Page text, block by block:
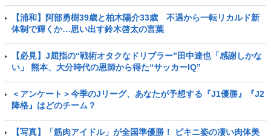
【浦和】阿部勇樹39歳と柏木陽介33歳 不遇から一転リカルド新
体制で輝くか…思い出す鈴木啓太の言葉
【必見】J屈指の“戦術オタクなドリブラー”田中達也「感謝しかな
い」 熊本、大分時代の恩師から得た“サッカーIQ”
＜アンケート＞今季のJリーグ、あなたが予想する『J1優勝』『J2
降格』はどのチーム？
【写真】「筋肉アイドル」が全国準優勝！ ビキニ姿の凄い肉体美